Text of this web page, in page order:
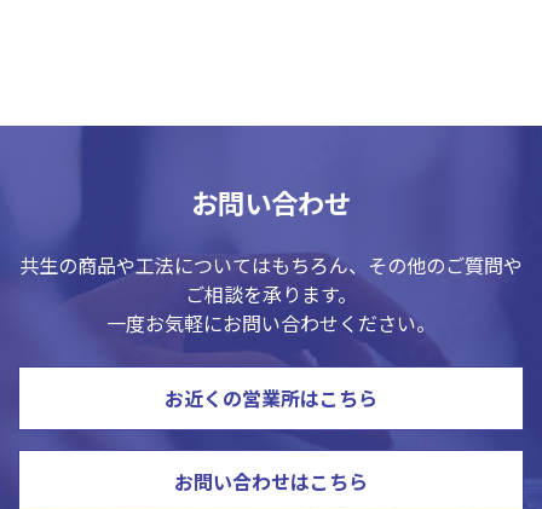
お問い合わせ
共生の商品や工法についてはもちろん、その他のご質問や
ご相談を承ります。
一度お気軽にお問い合わせください。
お近くの営業所はこちら
お問い合わせはこちら